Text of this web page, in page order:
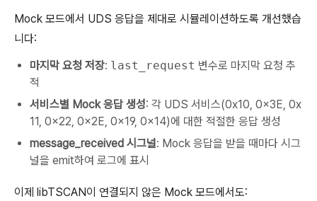
Mock 모드에서 UDS 응답을 제대로 시뮬레이션하도록 개선했습
니다:
마지막 요청 저장: last_request 변수로 마지막 요청 추
적
서비스별 Mock 응답 생성: 각 UDS 서비스(0x10, 0x3E, 0x
11, 0x22, 0x2E, 0x19, 0x14)에 대한 적절한 응답 생성
message_received 시그널: Mock 응답을 받을 때마다 시그
널을 emit하여 로그에 표시
이제 libTSCAN이 연결되지 않은 Mock 모드에서도: